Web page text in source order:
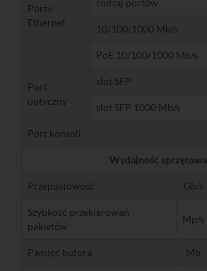
Porty
Ethernet
10/100/1000 Mb/s
PoE 10/100/1000 Mb/s
Port
optyczny
slot SFP
slot SFP 1000 Mb/s
Port konsoli
Wydajność sprzętowa
Przepustowość Gb/s
Szybkość przekierowań
pakietów
Mp/s
Pamięć bufora Mb